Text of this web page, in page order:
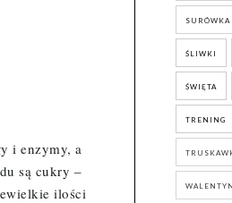
i enzymy, a
są cukry –
ilości
SURÓWKA
ŚLIWKI
ŚWIĘTA
TRENING